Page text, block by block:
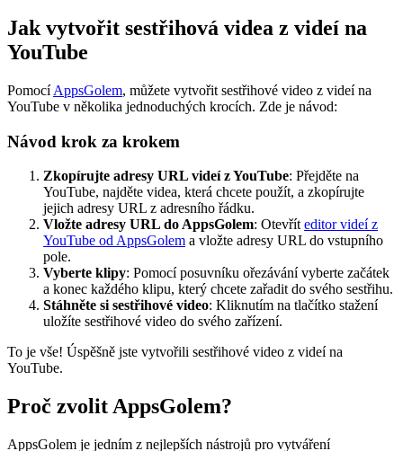
Jak vytvořit sestřihová videa z videí na
YouTube
PomocíAppsGolem, můžete vytvořit sestřihové video z videí na
YouTube v několika jednoduchých krocích. Zde je návod:
Návod krok za krokem
Zkopírujte adresy URL videí z YouTube: Přejděte na
YouTube, najděte videa, která chcete použít, a zkopírujte
jejich adresy URL z adresního řádku.
Vložte adresy URL do AppsGolem: Otevříteditor videí z
YouTube od AppsGolem a vložte adresy URL do vstupního
pole.
Vyberte klipy: Pomocí posuvníku ořezávání vyberte začátek
a konec každého klipu, který chcete zařadit do svého sestřihu.
Stáhněte si sestřihové video: Kliknutím na tlačítko stažení
uložíte sestřihové video do svého zařízení.
To je vše! Úspěšně jste vytvořili sestřihové video z videí na
YouTube.
Proč zvolit AppsGolem?
AppsGolem je jedním z nejlepších nástrojů pro vytváření